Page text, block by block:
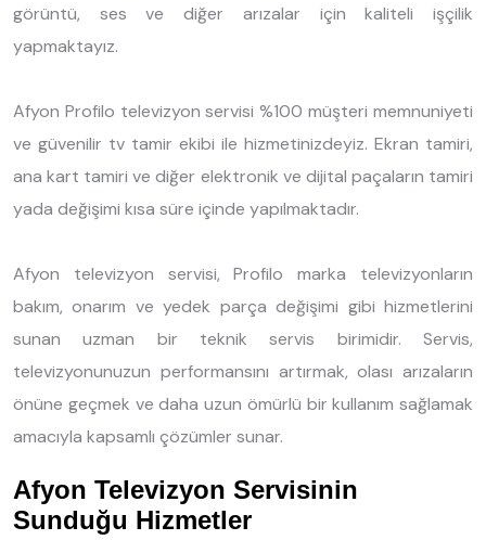
görüntü, ses ve diğer arızalar için kaliteli işçilik
yapmaktayız.
Afyon Profilo televizyon servisi %100 müşteri memnuniyeti
ve güvenilir tv tamir ekibi ile hizmetinizdeyiz. Ekran tamiri,
ana kart tamiri ve diğer elektronik ve dijital paçaların tamiri
yada değişimi kısa süre içinde yapılmaktadır.
Afyon televizyon servisi, Profilo marka televizyonların
bakım, onarım ve yedek parça değişimi gibi hizmetlerini
sunan uzman bir teknik servis birimidir. Servis,
televizyonunuzun performansını artırmak, olası arızaların
önüne geçmek ve daha uzun ömürlü bir kullanım sağlamak
amacıyla kapsamlı çözümler sunar.
Afyon Televizyon Servisinin
Sunduğu Hizmetler